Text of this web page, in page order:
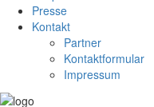
Presse
Kontakt
Partner
Kontaktformular
Impressum